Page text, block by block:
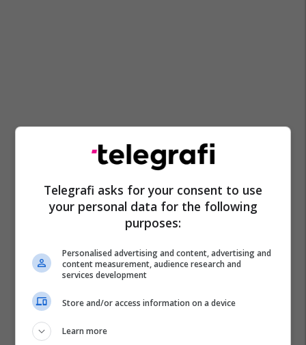
Telegrafi asks for your consent to use
your personal data for the following
purposes:
Personalised advertising and content, advertising and
content measurement, audience research and
services development
Store and/or access information on a device
Learn more